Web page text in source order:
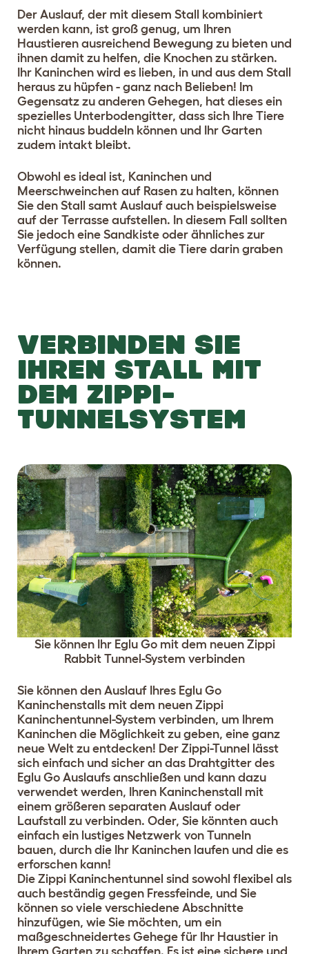
Der Auslauf, der mit diesem Stall kombiniert
werden kann, ist groß genug, um Ihren
Haustieren ausreichend Bewegung zu bieten und
ihnen damit zu helfen, die Knochen zu stärken.
Ihr Kaninchen wird es lieben, in und aus dem Stall
heraus zu hüpfen - ganz nach Belieben! Im
Gegensatz zu anderen Gehegen, hat dieses ein
spezielles Unterbodengitter, dass sich Ihre Tiere
nicht hinaus buddeln können und Ihr Garten
zudem intakt bleibt.
Obwohl es ideal ist, Kaninchen und
Meerschweinchen auf Rasen zu halten, können
Sie den Stall samt Auslauf auch beispielsweise
auf der Terrasse aufstellen. In diesem Fall sollten
Sie jedoch eine Sandkiste oder ähnliches zur
Verfügung stellen, damit die Tiere darin graben
können.
VERBINDEN SIE
IHREN STALL MIT
DEM ZIPPI-
TUNNELSYSTEM
Sie können Ihr Eglu Go mit dem neuen Zippi
Rabbit Tunnel-System verbinden
Sie können den Auslauf Ihres Eglu Go
Kaninchenstalls mit dem neuen Zippi
Kaninchentunnel-System verbinden, um Ihrem
Kaninchen die Möglichkeit zu geben, eine ganz
neue Welt zu entdecken! Der Zippi-Tunnel lässt
sich einfach und sicher an das Drahtgitter des
Eglu Go Auslaufs anschließen und kann dazu
verwendet werden, Ihren Kaninchenstall mit
einem größeren separaten Auslauf oder
Laufstall zu verbinden. Oder, Sie könnten auch
einfach ein lustiges Netzwerk von Tunneln
bauen, durch die Ihr Kaninchen laufen und die es
erforschen kann!
Die Zippi Kaninchentunnel sind sowohl flexibel als
auch beständig gegen Fressfeinde, und Sie
können so viele verschiedene Abschnitte
hinzufügen, wie Sie möchten, um ein
maßgeschneidertes Gehege für Ihr Haustier in
Ihrem Garten zu schaffen. Es ist eine sichere und